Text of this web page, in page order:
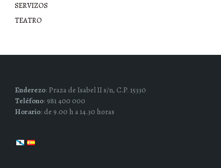
SERVIZOS
TEATRO
Enderezo: Praza de Isabel II s/n, C.P. 15330
Teléfono: 981 400 000
Horario: de 9.00 h a 14.30 horas